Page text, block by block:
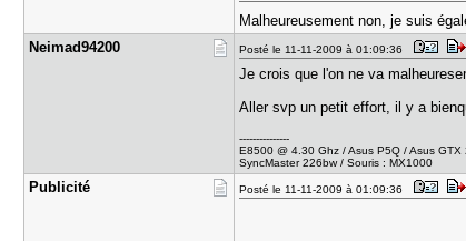
Malheureusement non, je suis
Neimad9420​0
Posté le 11-11-2009 à 01:09:36
Je crois que l'on ne va
Aller svp un petit effort, il y a
---------------
E8500 @ 4.30 Ghz / Asus P5Q / Asus
SyncMaster 226bw / Souris : MX1000
Publicité Posté le 11-11-2009 à 01:09:36